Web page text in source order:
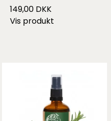
149,00 DKK
Vis produkt